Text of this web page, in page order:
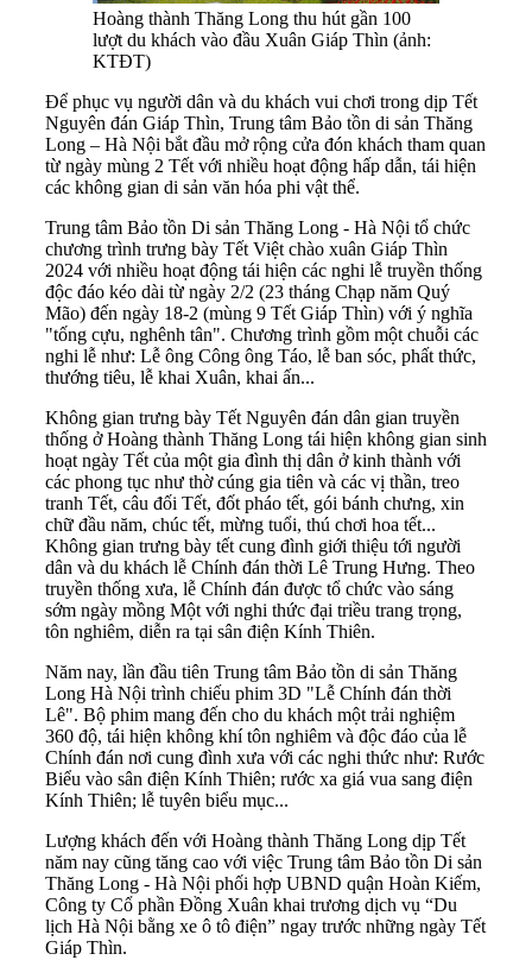
Hoàng thành Thăng Long thu hút gần 100
lượt du khách vào đầu Xuân Giáp Thìn (ảnh:
KTĐT)
Để phục vụ người dân và du khách vui chơi trong dịp Tết
Nguyên đán Giáp Thìn, Trung tâm Bảo tồn di sản Thăng
Long – Hà Nội bắt đầu mở rộng cửa đón khách tham quan
từ ngày mùng 2 Tết với nhiều hoạt động hấp dẫn, tái hiện
các không gian di sản văn hóa phi vật thể.
Trung tâm Bảo tồn Di sản Thăng Long - Hà Nội tổ chức
chương trình trưng bày Tết Việt chào xuân Giáp Thìn
2024 với nhiều hoạt động tái hiện các nghi lễ truyền thống
độc đáo kéo dài từ ngày 2/2 (23 tháng Chạp năm Quý
Mão) đến ngày 18-2 (mùng 9 Tết Giáp Thìn) với ý nghĩa
"tống cựu, nghênh tân". Chương trình gồm một chuỗi các
nghi lễ như: Lễ ông Công ông Táo, lễ ban sóc, phất thức,
thướng tiêu, lễ khai Xuân, khai ấn...
Không gian trưng bày Tết Nguyên đán dân gian truyền
thống ở Hoàng thành Thăng Long tái hiện không gian sinh
hoạt ngày Tết của một gia đình thị dân ở kinh thành với
các phong tục như thờ cúng gia tiên và các vị thần, treo
tranh Tết, câu đối Tết, đốt pháo tết, gói bánh chưng, xin
chữ đầu năm, chúc tết, mừng tuổi, thú chơi hoa tết...
Không gian trưng bày tết cung đình giới thiệu tới người
dân và du khách lễ Chính đán thời Lê Trung Hưng. Theo
truyền thống xưa, lễ Chính đán được tổ chức vào sáng
sớm ngày mồng Một với nghi thức đại triều trang trọng,
tôn nghiêm, diễn ra tại sân điện Kính Thiên.
Năm nay, lần đầu tiên Trung tâm Bảo tồn di sản Thăng
Long Hà Nội trình chiếu phim 3D "Lễ Chính đán thời
Lê". Bộ phim mang đến cho du khách một trải nghiệm
360 độ, tái hiện không khí tôn nghiêm và độc đáo của lễ
Chính đán nơi cung đình xưa với các nghi thức như: Rước
Biểu vào sân điện Kính Thiên; rước xa giá vua sang điện
Kính Thiên; lễ tuyên biểu mục...
Lượng khách đến với Hoàng thành Thăng Long dịp Tết
năm nay cũng tăng cao với việc Trung tâm Bảo tồn Di sản
Thăng Long - Hà Nội phối hợp UBND quận Hoàn Kiếm,
Công ty Cổ phần Ðồng Xuân khai trương dịch vụ “Du
lịch Hà Nội bằng xe ô tô điện” ngay trước những ngày Tết
Giáp Thìn.